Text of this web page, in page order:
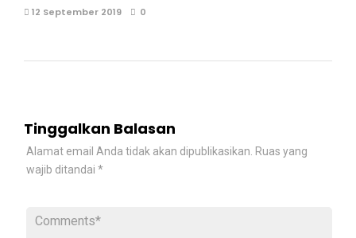
12 September 2019 0
Tinggalkan Balasan
Alamat email Anda tidak akan dipublikasikan. Ruas yang
wajib ditandai *